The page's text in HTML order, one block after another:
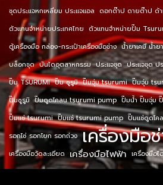
ชุดประแจหกเหลี่ยม ประแจแอล ดอกต๊าป ดายต๊าป ด้
ตัวแทนจำหน่ายประเทศไทย ตัวแทนจำหน่ายปั๊ม
ตู้เครื่องมือ กล่อง-กระเป๋าเครื่องมือช่าง น้ำยาเคมี น้ำย
บล็อกชุด บันไดอุตสาหกรรม ประแจชุด ประแจชุด ป
ปั๊ม TSURUMI ปั๊ม ซูรูมิ ปั๊มจุ่ม tsurumi ปั๊มจุ่ม
ปั๊มซูรูมิ ปั๊มดูดโคลน tsurumi pump ปั๊มน้ำ ปั๊มจุ่ม
ปั๊มแช่ tsurumi ปั๊มแช่ tsurumi pump ปั๊มแช่ดูดโค
รอกโซ่ รอกโยก รอกถ่วง เครื่องมือ
เครื่องมือวัดละเอียด เครื่องมือไฟฟ้า เครื่องมือไ